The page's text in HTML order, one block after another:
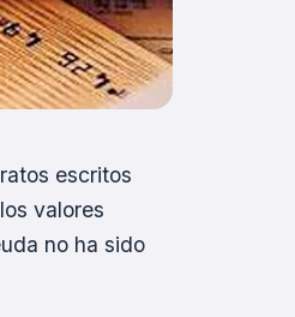
escritos
valores
no ha sido